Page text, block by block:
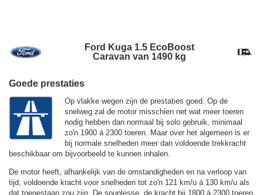
Ford Kuga 1.5 EcoBoost
Caravan van 1490 kg
Goede prestaties
Op vlakke wegen zijn de prestaties goed. Op de
snelweg zal de motor misschien net wat meer toeren
nodig hebben dan normaal bij solo gebruik, minimaal
zo'n 1900 á 2300 toeren. Maar over het algemeen is er
bij normale snelheden meer dan voldoende trekkracht
beschikbaar om bijvoorbeeld te kunnen inhalen.
De motor heeft, afhankelijk van de omstandigheden en na verloop van
tijd, voldoende kracht voor snelheden tot zo'n 121 km/u á 130 km/u als
dat toegestaan zou zijn. De souplesse, de kracht bij 1800 á 2300 toeren